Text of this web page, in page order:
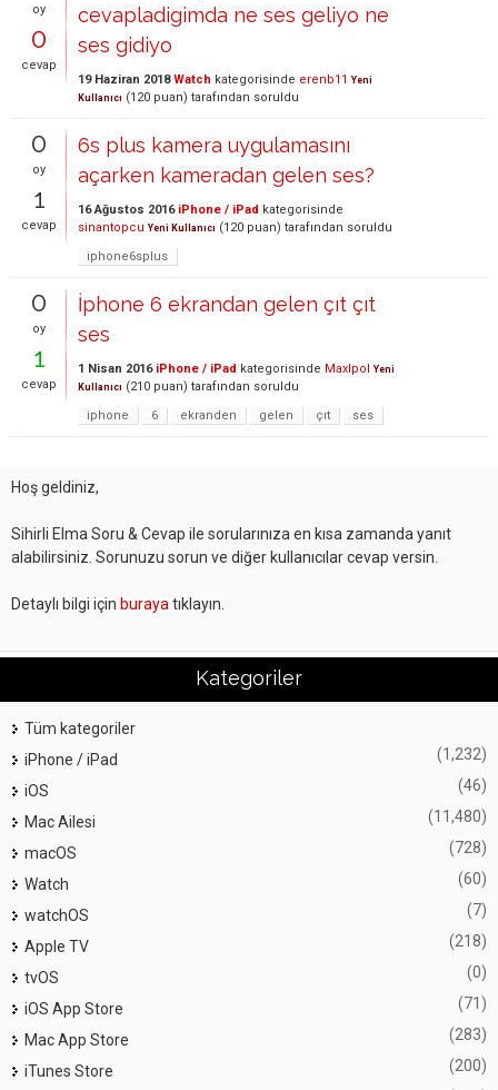
oy
0
cevap
cevapladigimda ne ses geliyo ne
ses gidiyo
19 Haziran 2018 Watch kategorisinde erenb11 Yeni
Kullanıcı (120 puan) tarafından soruldu
0
oy
1
cevap
6s plus kamera uygulamasını
açarken kameradan gelen ses?
16 Ağustos 2016 iPhone / iPad kategorisinde
sinantopcu Yeni Kullanıcı (120 puan) tarafından soruldu
iphone6splus
0
oy
1
cevap
İphone 6 ekrandan gelen çıt çıt
ses
1 Nisan 2016 iPhone / iPad kategorisinde Maxlpol Yeni
Kullanıcı (210 puan) tarafından soruldu
iphone
6 ekranden gelen çıt ses
Hoş geldiniz,
Sihirli Elma Soru & Cevap ile sorularınıza en kısa zamanda yanıt
alabilirsiniz. Sorunuzu sorun ve diğer kullanıcılar cevap versin.
Detaylı bilgi için buraya tıklayın.
Kategoriler
Tüm kategoriler
iPhone / iPad
(1,232)
iOS (46)
Mac Ailesi (11,480)
macOS (728)
Watch (60)
watchOS (7)
Apple TV (218)
tvOS (0)
iOS App Store (71)
Mac App Store (283)
iTunes Store
(200)